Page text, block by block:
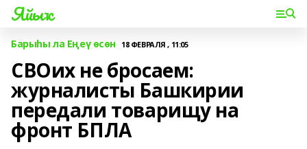
Яйыҡ
Барыһы ла Еңеү өсөн 18 ФЕВРАЛЯ , 11:05
СВОих не бросаем:
журналисты Башкирии
передали товарищу на
фронт БПЛА